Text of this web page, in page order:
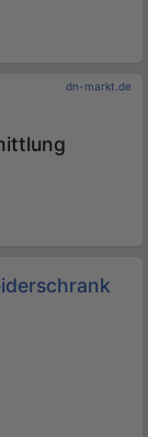
dn-markt.de